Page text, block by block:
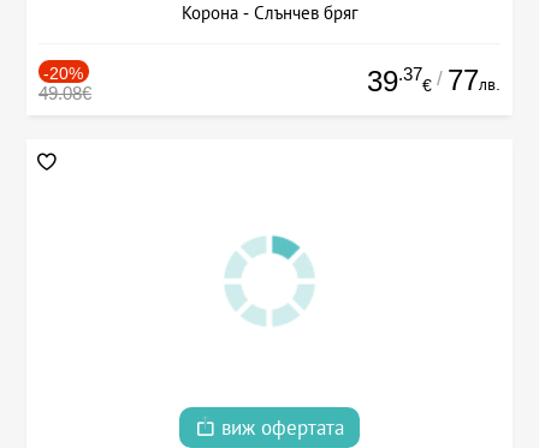
Корона - Слънчев бряг
-20%
49.08€ 39.37
€ / 77лв.
виж офертата